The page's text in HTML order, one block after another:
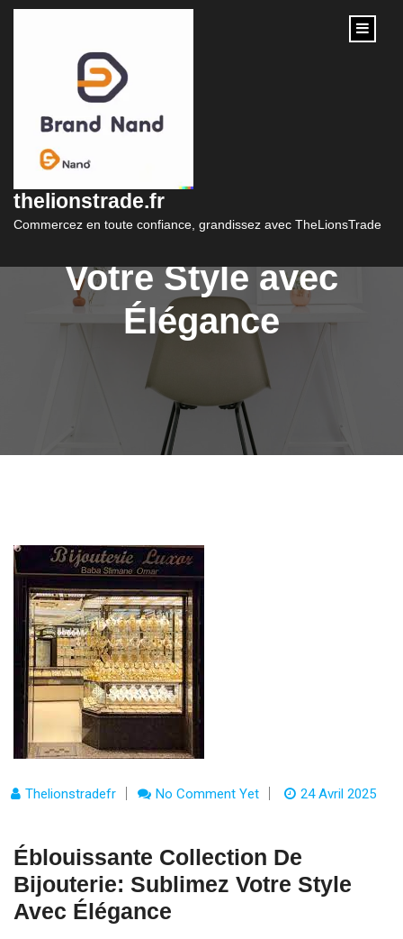
content
thelionstrade.fr
Commercez en toute confiance, grandissez avec TheLionsTrade
Collection de
Bijouterie: Sublimez
Votre Style avec
Élégance
Thelionstradefr No Comment Yet 24 Avril 2025
Éblouissante Collection De
Bijouterie: Sublimez Votre Style
Avec Élégance